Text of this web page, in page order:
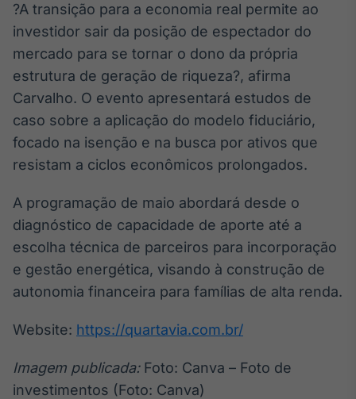
Tokenização
de ativos
Crédito
Em breve
?A transição para a economia real permite ao
investidor sair da posição de espectador do
mercado para se tornar o dono da própria
estrutura de geração de riqueza?, afirma
Carvalho. O evento apresentará estudos de
caso sobre a aplicação do modelo fiduciário,
focado na isenção e na busca por ativos que
resistam a ciclos econômicos prolongados.
A programação de maio abordará desde o
diagnóstico de capacidade de aporte até a
escolha técnica de parceiros para incorporação
e gestão energética, visando à construção de
autonomia financeira para famílias de alta renda.
Website: https://quartavia.com.br/
Imagem publicada:Foto: Canva – Foto de
investimentos (Foto: Canva)